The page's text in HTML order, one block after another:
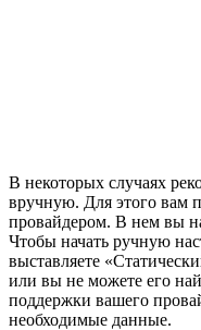
В некоторых случаях
вручную. Для этого вам
провайдером. В нем вы
Чтобы начать ручную
выставляете
или вы не можете его
поддержки вашего
необходимые данные.